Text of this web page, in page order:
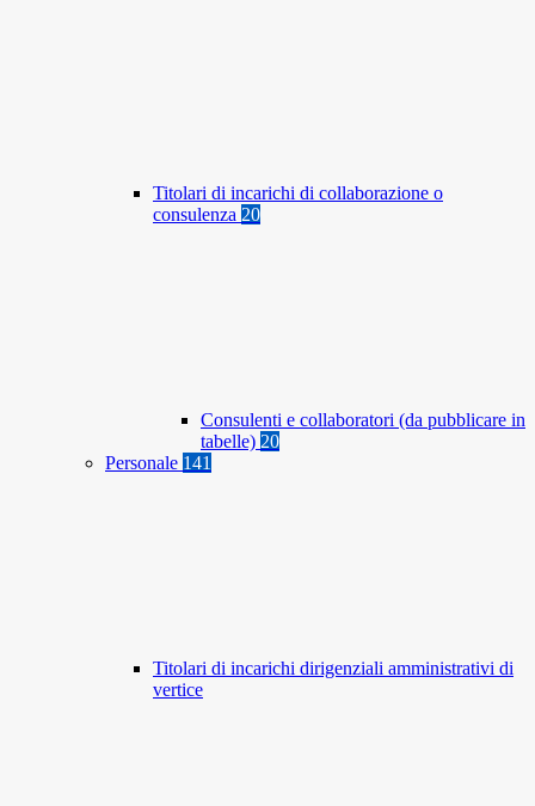
Titolari di incarichi di collaborazione o
consulenza 20
Consulenti e collaboratori (da pubblicare in
tabelle) 20
Personale 141
Titolari di incarichi dirigenziali amministrativi di
vertice